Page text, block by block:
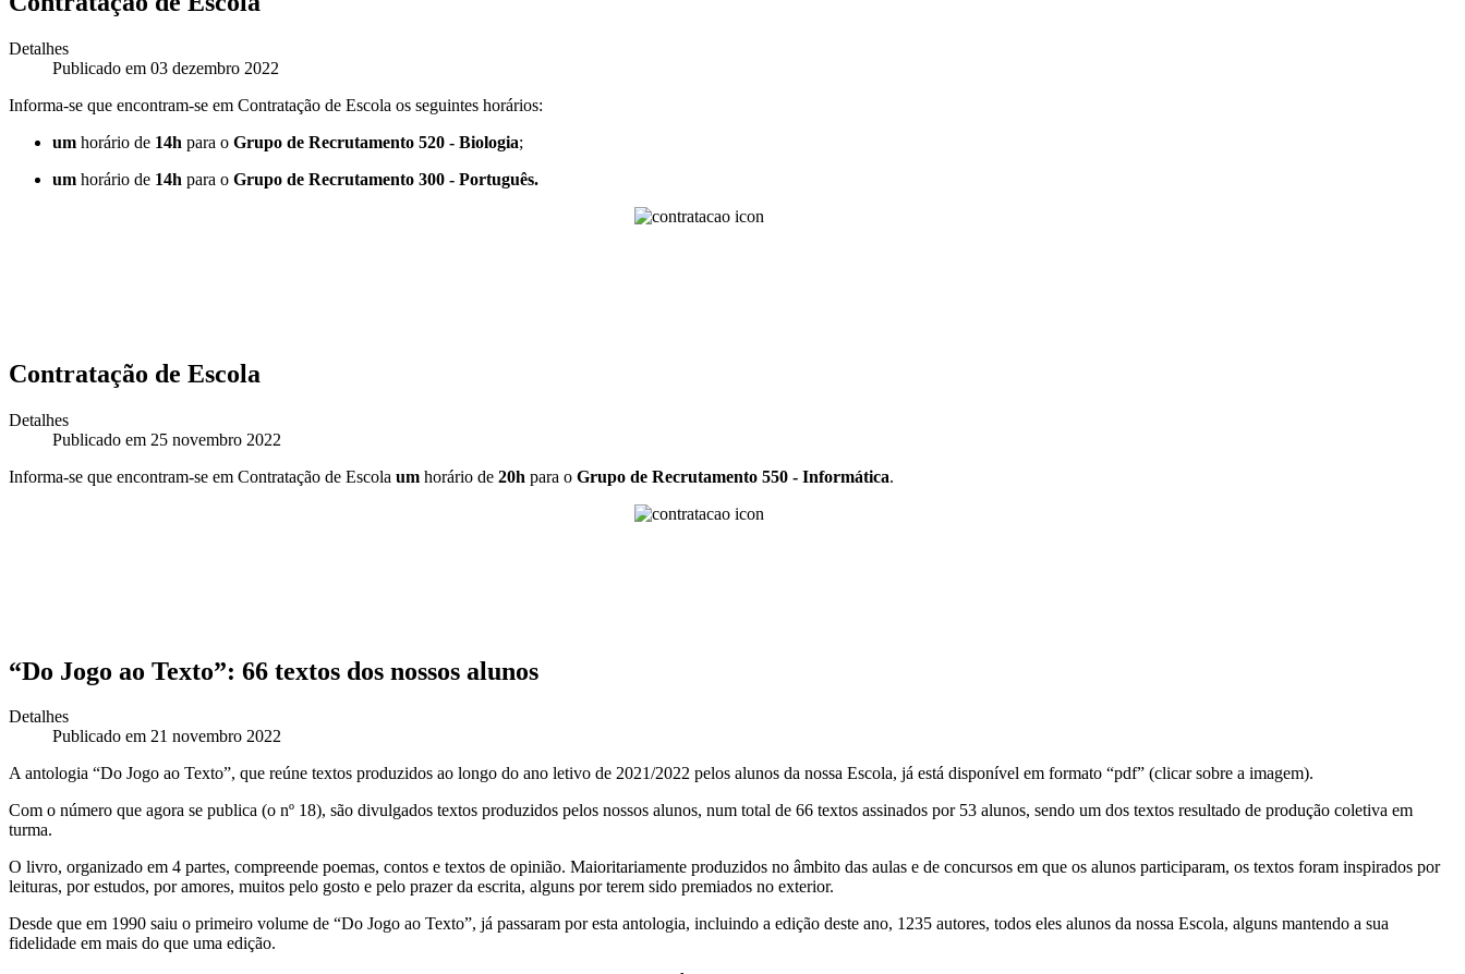
Detalhes
Publicado em 03 dezembro 2022
Informa-se que encontram-se em Contratação de Escola os seguintes horários:
um horário de 14h para o Grupo de Recrutamento 520 - Biologia;
um horário de 14h para o Grupo de Recrutamento 300 - Português.
Contratação de Escola
Detalhes
Publicado em 25 novembro 2022
Informa-se que encontram-se em Contratação de Escola um horário de 20h para o Grupo de Recrutamento 550 - Informática.
“Do Jogo ao Texto”: 66 textos dos nossos alunos
Detalhes
Publicado em 21 novembro 2022
A antologia “Do Jogo ao Texto”, que reúne textos produzidos ao longo do ano letivo de 2021/2022 pelos alunos da nossa Escola, já está disponível em formato “pdf” (clicar sobre a imagem).
Com o número que agora se publica (o nº 18), são divulgados textos produzidos pelos nossos alunos, num total de 66 textos assinados por 53 alunos, sendo um dos textos resultado de produção coletiva em
turma.
O livro, organizado em 4 partes, compreende poemas, contos e textos de opinião. Maioritariamente produzidos no âmbito das aulas e de concursos em que os alunos participaram, os textos foram inspirados por
leituras, por estudos, por amores, muitos pelo gosto e pelo prazer da escrita, alguns por terem sido premiados no exterior.
Desde que em 1990 saiu o primeiro volume de “Do Jogo ao Texto”, já passaram por esta antologia, incluindo a edição deste ano, 1235 autores, todos eles alunos da nossa Escola, alguns mantendo a sua
fidelidade em mais do que uma edição.